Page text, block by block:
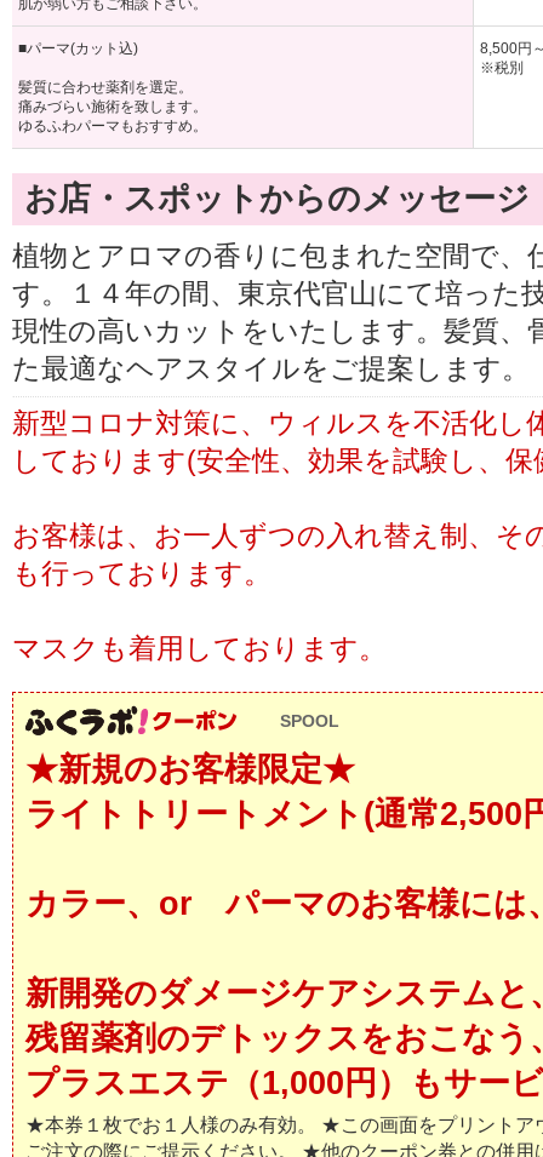
肌が弱い方もご相談下さい。
■パーマ(カット込)
髪質に合わせ薬剤を選定。
痛みづらい施術を致します。
ゆるふわパーマもおすすめ。
8,500円
※税別
お店・スポットからのメッセージ
植物とアロマの香りに包まれた空間で、
す。１４年の間、東京代官山にて培った
現性の高いカットをいたします。髪質
た最適なヘアスタイルをご提案します。
新型コロナ対策に、ウィルスを不活化し
しております(安全性、効果を試験し、
お客様は、お一人ずつの入れ替え制、そ
も行っております。
マスクも着用しております。
SPOOL
★新規のお客様限定★
ライトトリートメント(通常2,500
カラー、or パーマのお客様には
新開発のダメージケアシステムと
残留薬剤のデトックスをおこなう
プラスエステ（1,000円）もサー
★本券１枚でお１人様のみ有効。 ★この画面をプリントア
ご注文の際にご提示ください。 ★他のクーポン券との併